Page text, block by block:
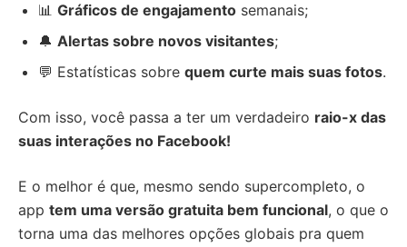
📊 Gráficos de engajamento semanais;
🔔 Alertas sobre novos visitantes;
💬 Estatísticas sobre quem curte mais suas fotos.
Com isso, você passa a ter um verdadeiro raio-x das
suas interações no Facebook!
E o melhor é que, mesmo sendo supercompleto, o
app tem uma versão gratuita bem funcional, o que o
torna uma das melhores opções globais pra quem